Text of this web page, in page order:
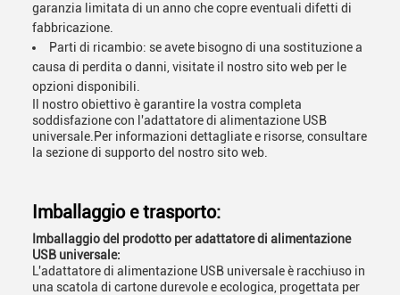
garanzia limitata di un anno che copre eventuali difetti di
fabbricazione.
Parti di ricambio: se avete bisogno di una sostituzione a
causa di perdita o danni, visitate il nostro sito web per le
opzioni disponibili.
Il nostro obiettivo è garantire la vostra completa
soddisfazione con l'adattatore di alimentazione USB
universale.Per informazioni dettagliate e risorse, consultare
la sezione di supporto del nostro sito web.
Imballaggio e trasporto:
Imballaggio del prodotto per adattatore di alimentazione
USB universale:
L'adattatore di alimentazione USB universale è racchiuso in
una scatola di cartone durevole e ecologica, progettata per